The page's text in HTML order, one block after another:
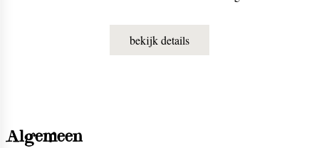
blokje ijs wordt ie lekker pittig en fris.
bekijk details
Algemeen